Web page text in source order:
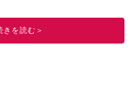
このイチオシストの他の記事を読む
きを読む＞